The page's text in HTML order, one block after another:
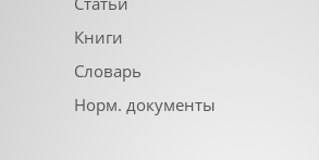
Книги
Словарь
Норм. документы